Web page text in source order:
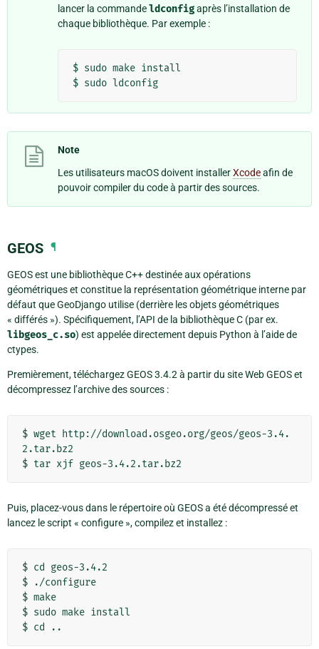
lancer la commandeldconfigaprès l’installation de
chaque bibliothèque. Par exemple :
$ sudo make install
Note
Les utilisateurs macOS doivent installerXcodeafin de
pouvoir compiler du code à partir des sources.
GEOS ¶
GEOS est une bibliothèque C++ destinée aux opérations
géométriques et constitue la représentation géométrique interne par
défaut que GeoDjango utilise (derrière les objets géométriques
« différés »). Spécifiquement, l’API de la bibliothèque C (par ex.
libgeos_c.so) est appelée directement depuis Python à l’aide de
ctypes.
Premièrement, téléchargez GEOS 3.4.2 à partir du site Web GEOS et
décompressez l’archive des sources :
$ wget http://download.osgeo.org/geos/geos-3.4.
2.tar.bz2
Puis, placez-vous dans le répertoire où GEOS a été décompressé et
lancez le script « configure », compilez et installez :
$ cd geos-3.4.2
$ ./configure
$ make
$ sudo make install